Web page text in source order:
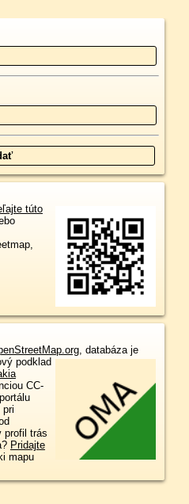
túto
, databáza je
podklad
CC-
pri
profil trás
Pridajte
mapu